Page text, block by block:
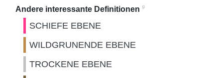
Andere interessante Definitionen 9
SCHIEFE EBENE
WILDGRUNENDE EBENE
TROCKENE EBENE